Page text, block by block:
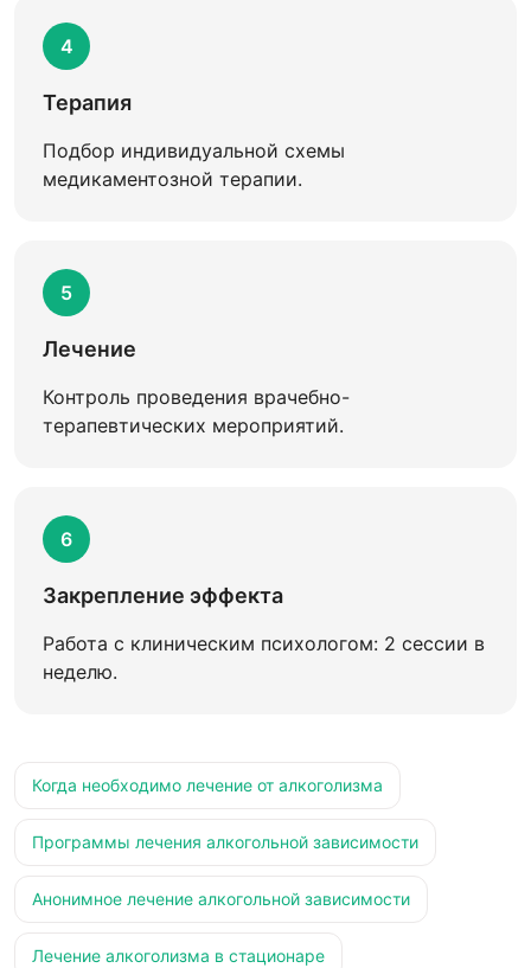
4
Терапия
Подбор индивидуальной схемы
медикаментозной терапии.
5
Лечение
Контроль проведения врачебно-
терапевтических мероприятий.
6
Закрепление эффекта
Работа с клиническим психологом: 2 сессии в
неделю.
Когда необходимо лечение от алкоголизма
Программы лечения алкогольной зависимости
Анонимное лечение алкогольной зависимости
Лечение алкоголизма в стационаре